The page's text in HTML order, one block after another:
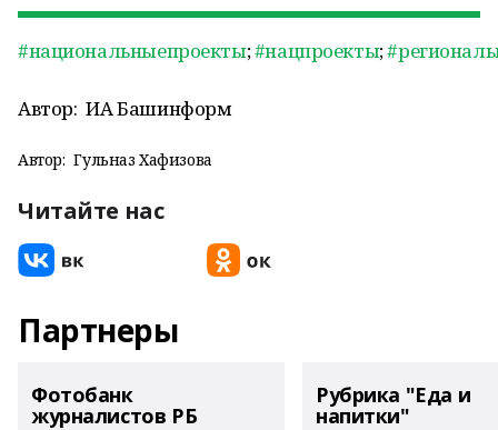
#национальныепроекты;#нацпроекты;
Автор: ИА Башинформ
Автор: Гульназ Хафизова
Читайте нас
Партнеры
Фотобанк
журналистов РБ
Рубрика "Еда и
напитки"